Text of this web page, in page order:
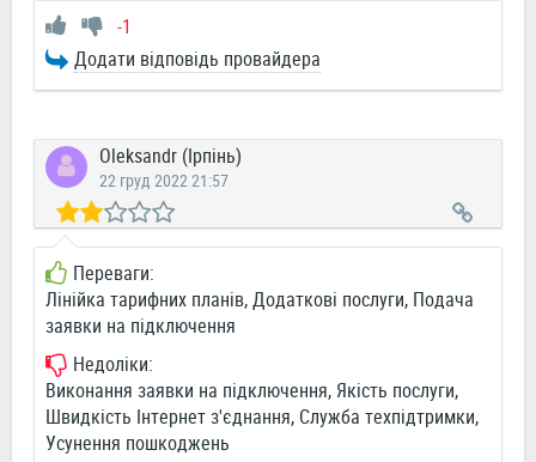
-1
Додати відповідь провайдера
Oleksandr (Ірпінь)
22 груд 2022 21:57
Переваги:
Лінійка тарифних планів, Додаткові послуги, Подача
заявки на підключення
Недоліки:
Виконання заявки на підключення, Якість послуги,
Швидкість Інтернет з'єднання, Служба техпідтримки,
Усунення пошкоджень